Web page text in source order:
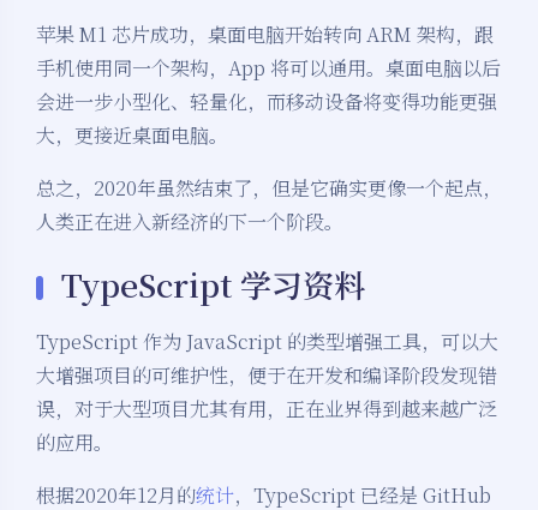
苹果 M1 芯片成功，桌面电脑开始转向 ARM 架构，跟
手机使用同一个架构，App 将可以通用。桌面电脑以后
会进一步小型化、轻量化，而移动设备将变得功能更强
大，更接近桌面电脑。
总之，2020年虽然结束了，但是它确实更像一个起点，
人类正在进入新经济的下一个阶段。
TypeScript 学习资料
TypeScript 作为 JavaScript 的类型增强工具，可以大
大增强项目的可维护性，便于在开发和编译阶段发现错
误，对于大型项目尤其有用，正在业界得到越来越广泛
的应用。
根据2020年12月的统计，TypeScript 已经是 GitHub